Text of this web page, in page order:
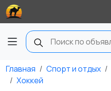
Главная Спорт и отдых
Хоккей